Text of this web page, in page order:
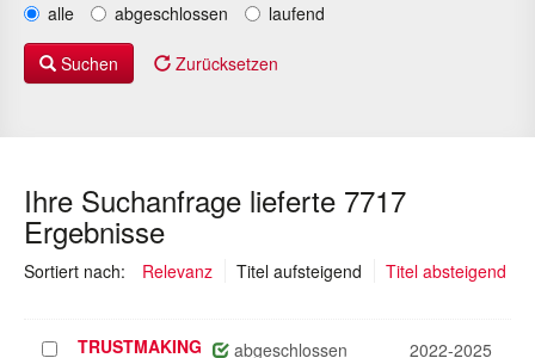
alle
abgeschlossen laufend
Suchen Zurücksetzen
Ihre Suchanfrage lieferte 7717
Ergebnisse
Sortiert nach: Relevanz Titel aufsteigend (ausgewählt)
Titel absteigend
ProjektTRUSTMAKING abgeschlossen
2022-2025